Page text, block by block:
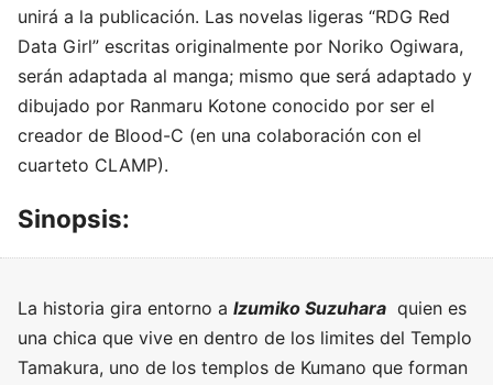
unirá a la publicación. Las novelas ligeras “RDG Red
Data Girl” escritas originalmente por Noriko Ogiwara,
serán adaptada al manga; mismo que será adaptado y
dibujado por Ranmaru Kotone conocido por ser el
creador de Blood-C (en una colaboración con el
cuarteto CLAMP).
Sinopsis:
La historia gira entorno a Izumiko Suzuhara quien es
una chica que vive en dentro de los limites del Templo
Tamakura, uno de los templos de Kumano que forman